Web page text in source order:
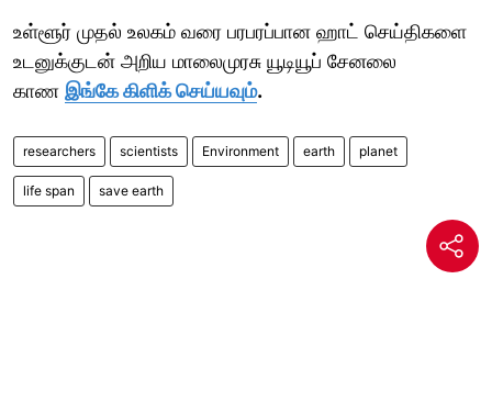
உள்ளூர் முதல் உலகம் வரை பரபரப்பான ஹாட் செய்திகளை
உடனுக்குடன் அறிய மாலைமுரசு யூடியூப் சேனலை
காண இங்கே கிளிக் செய்யவும்.
researchers scientists Environment earth planet
life span save earth